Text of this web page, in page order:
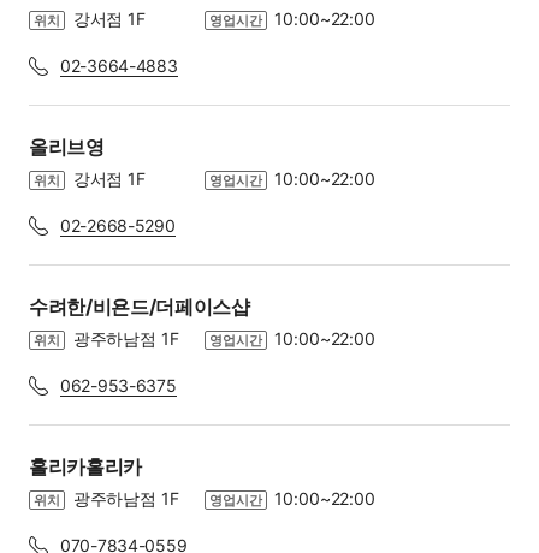
위치 강서점 1F 영업시간 10:00~22:00
02-3664-4883
올리브영
위치 강서점 1F 영업시간 10:00~22:00
02-2668-5290
수려한/비욘드/더페이스샵
위치 광주하남점 1F 영업시간 10:00~22:00
062-953-6375
홀리카홀리카
위치 광주하남점 1F 영업시간 10:00~22:00
070-7834-0559